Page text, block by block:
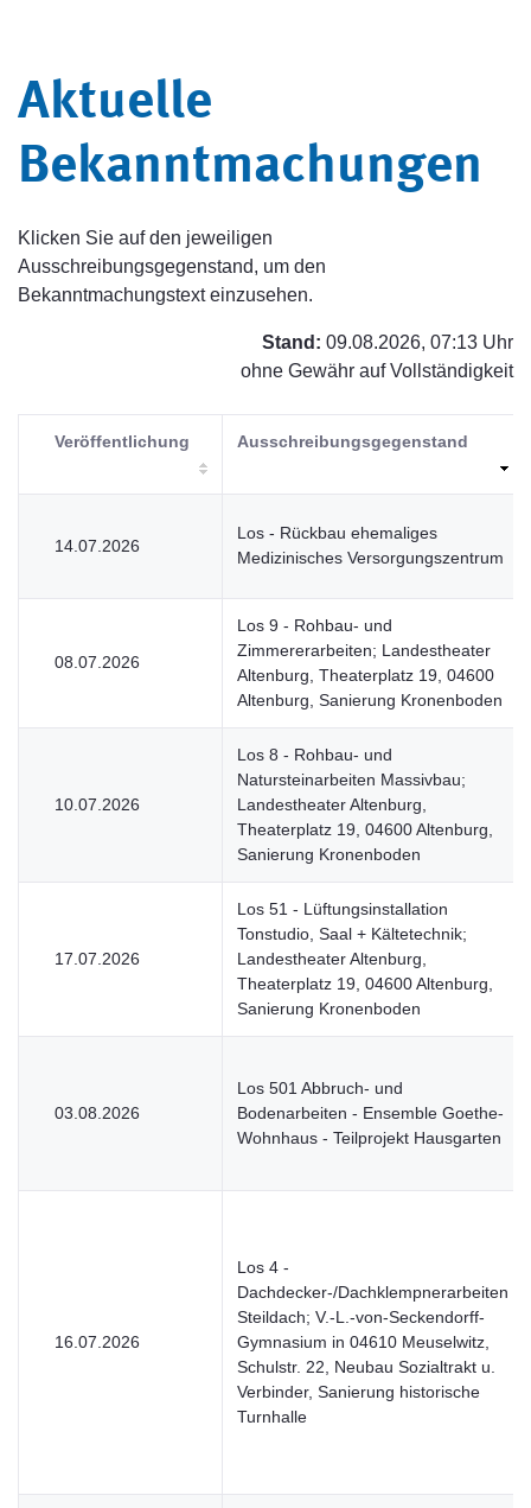
Aktuelle
Bekanntmachungen
Klicken Sie auf den jeweiligen
Ausschreibungsgegenstand, um den
Bekanntmachungstext einzusehen.
Stand: 09.08.2026, 07:13 Uhr
ohne Gewähr auf Vollständigkeit
Veröffentlichung Ausschreibungsgegenstand
14.07.2026
Los - Rückbau ehemaliges
Medizinisches Versorgungszentrum
08.07.2026
Los 9 - Rohbau- und
Zimmererarbeiten; Landestheater
Altenburg, Theaterplatz 19, 04600
Altenburg, Sanierung Kronenboden
10.07.2026
Los 8 - Rohbau- und
Natursteinarbeiten Massivbau;
Landestheater Altenburg,
Theaterplatz 19, 04600 Altenburg,
Sanierung Kronenboden
17.07.2026
Los 51 - Lüftungsinstallation
Tonstudio, Saal + Kältetechnik;
Landestheater Altenburg,
Theaterplatz 19, 04600 Altenburg,
Sanierung Kronenboden
03.08.2026
Los 501 Abbruch- und
Bodenarbeiten - Ensemble Goethe-
Wohnhaus - Teilprojekt Hausgarten
16.07.2026
Los 4 -
Dachdecker-/Dachklempnerarbeiten
Steildach; V.-L.-von-Seckendorff-
Gymnasium in 04610 Meuselwitz,
Schulstr. 22, Neubau Sozialtrakt u.
Verbinder, Sanierung historische
Turnhalle